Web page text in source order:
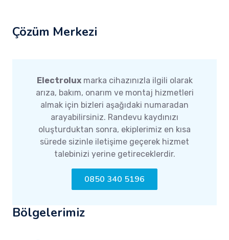
Çözüm Merkezi
Electroluxmarka cihazınızla ilgili olarak
arıza, bakım, onarım ve montaj hizmetleri
almak için bizleri aşağıdaki numaradan
arayabilirsiniz. Randevu kaydınızı
oluşturduktan sonra, ekiplerimiz en kısa
sürede sizinle iletişime geçerek hizmet
talebinizi yerine getireceklerdir.
0850 340 5196
Bölgelerimiz